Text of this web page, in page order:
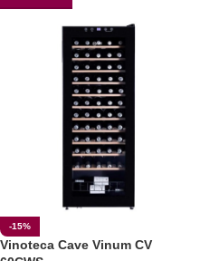
-15%
Vinoteca Cave Vinum CV